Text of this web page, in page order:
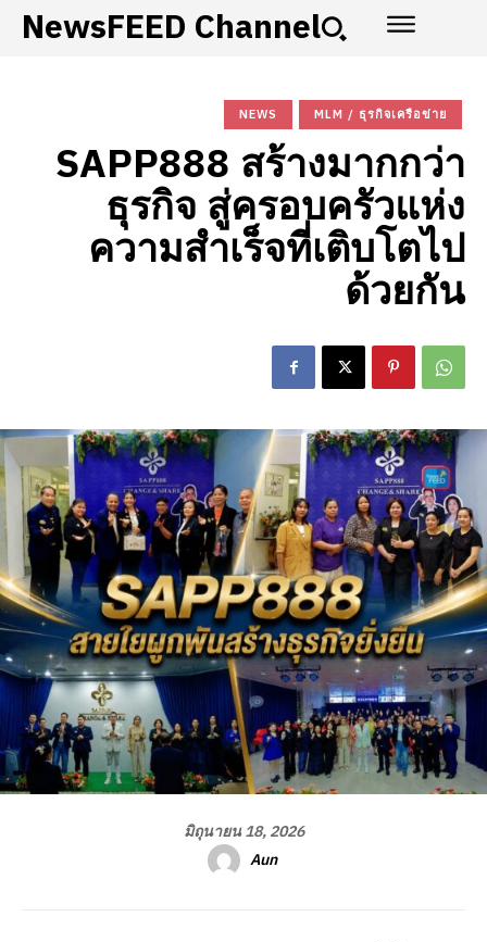
NewsFEED Channel
NEWS MLM / ธุรกิจเครือข่าย
SAPP888 สร้างมากกว่า
ธุรกิจ สู่ครอบครัวแห่ง
ความสำเร็จที่เติบโตไป
ด้วยกัน
มิถุนายน 18, 2026
Aun